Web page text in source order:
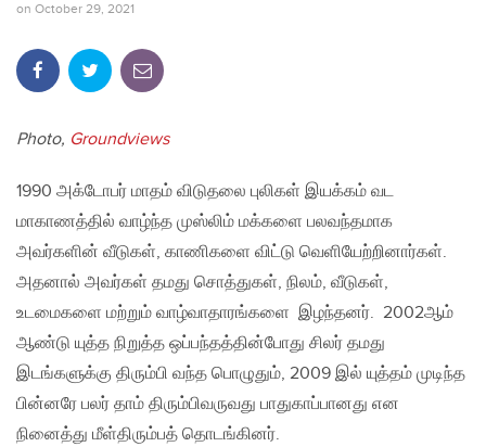
on October 29, 2021
Photo, Groundviews
1990 அக்டோபர் மாதம் விடுதலை புலிகள் இயக்கம் வட
மாகாணத்தில் வாழ்ந்த முஸ்லிம் மக்களை பலவந்தமாக
அவர்களின் வீடுகள், காணிகளை விட்டு வெளியேற்றினார்கள்.
அதனால் அவர்கள் தமது சொத்துகள், நிலம், வீடுகள்,
உடமைகளை மற்றும் வாழ்வாதாரங்களை இழந்தனர். 2002ஆம்
ஆண்டு யுத்த நிறுத்த ஒப்பந்தத்தின்போது சிலர் தமது
இடங்களுக்கு திரும்பி வந்த பொழுதும், 2009 இல் யுத்தம் முடிந்த
பின்னரே பலர் தாம் திரும்பிவருவது பாதுகாப்பானது என
நினைத்து மீள்திரும்பத் தொடங்கினர்.